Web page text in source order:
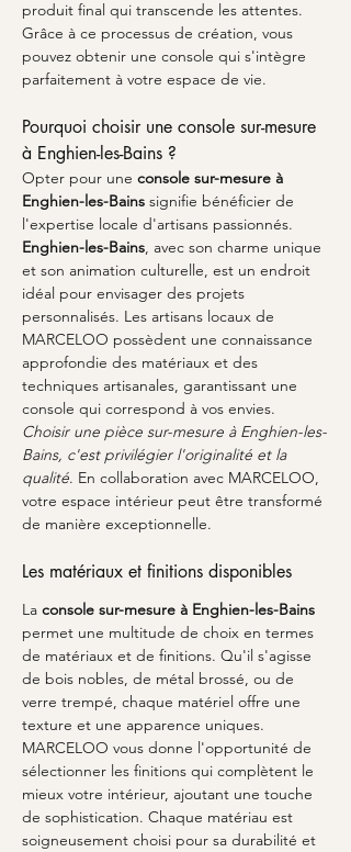
produit final qui transcende les attentes.
Grâce à ce processus de création, vous
pouvez obtenir une console qui s'intègre
parfaitement à votre espace de vie.
Pourquoi choisir une console sur-mesure
à Enghien-les-Bains ?
Opter pour une console sur-mesure à
Enghien-les-Bains signifie bénéficier de
l'expertise locale d'artisans passionnés.
Enghien-les-Bains, avec son charme unique
et son animation culturelle, est un endroit
idéal pour envisager des projets
personnalisés. Les artisans locaux de
MARCELOO possèdent une connaissance
approfondie des matériaux et des
techniques artisanales, garantissant une
console qui correspond à vos envies.
Choisir une pièce sur-mesure à Enghien-les-
Bains, c'est privilégier l'originalité et la
qualité. En collaboration avec MARCELOO,
votre espace intérieur peut être transformé
de manière exceptionnelle.
Les matériaux et finitions disponibles
La console sur-mesure à Enghien-les-Bains
permet une multitude de choix en termes
de matériaux et de finitions. Qu'il s'agisse
de bois nobles, de métal brossé, ou de
verre trempé, chaque matériel offre une
texture et une apparence uniques.
MARCELOO vous donne l'opportunité de
sélectionner les finitions qui complètent le
mieux votre intérieur, ajoutant une touche
de sophistication. Chaque matériau est
soigneusement choisi pour sa durabilité et